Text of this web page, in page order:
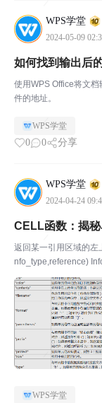
WPS学堂
2024-05-09
如何找到输出后
使用WPS Office将文档
件的地址。
WPS学堂
0 0 分享
WPS学堂
2024-04-24
CELL函数：揭
返回某一引用区域的左
nfo_type,reference)
型。下面列出
WPS学堂